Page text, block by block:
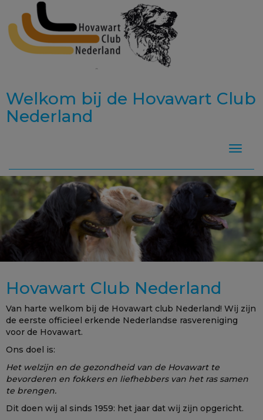
Welkom bij de Hovawart Club
Nederland
Hovawart Club Nederland
Van harte welkom bij de Hovawart club Nederland! Wij zijn
de eerste officieel erkende Nederlandse rasvereniging
voor de Hovawart.
Ons doel is:
Het welzijn en de gezondheid van de Hovawart te
bevorderen en fokkers en liefhebbers van het ras samen
te brengen.
Dit doen wij al sinds 1959: het jaar dat wij zijn opgericht.